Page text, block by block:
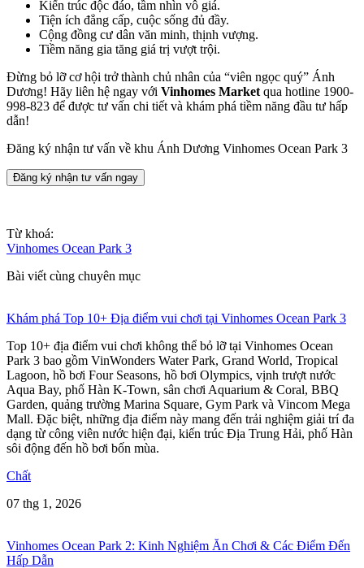
Kiến trúc độc đáo, tầm nhìn vô giá.
Tiện ích đẳng cấp, cuộc sống đủ đầy.
Cộng đồng cư dân văn minh, thịnh vượng.
Tiềm năng gia tăng giá trị vượt trội.
Đừng bỏ lỡ cơ hội trở thành chủ nhân của “viên ngọc quý” Ánh
Dương! Hãy liên hệ ngay với Vinhomes Market qua hotline 1900-
998-823 để được tư vấn chi tiết và khám phá tiềm năng đầu tư hấp
dẫn!
Đăng ký nhận tư vấn về khu Ánh Dương Vinhomes Ocean Park 3
Đăng ký nhận tư vấn ngay
Từ khoá:
Vinhomes Ocean Park 3
Bài viết cùng chuyên mục
Khám phá Top 10+ Địa điểm vui chơi tại Vinhomes Ocean Park 3
Top 10+ địa điểm vui chơi không thể bỏ lỡ tại Vinhomes Ocean
Park 3 bao gồm VinWonders Water Park, Grand World, Tropical
Lagoon, hồ bơi Four Seasons, hồ bơi Olympics, vịnh trượt nước
Aqua Bay, phố Hàn K-Town, sân chơi Aquarium & Coral, BBQ
Garden, quảng trường Marina Square, Gym Park và Vincom Mega
Mall. Đặc biệt, những địa điểm này mang đến trải nghiệm giải trí đa
dạng từ công viên nước hiện đại, kiến trúc Địa Trung Hải, phố Hàn
sôi động đến hồ bơi bốn mùa.
Chất
07 thg 1, 2026
Vinhomes Ocean Park 2: Kinh Nghiệm Ăn Chơi & Các Điểm Đến
Hấp Dẫn